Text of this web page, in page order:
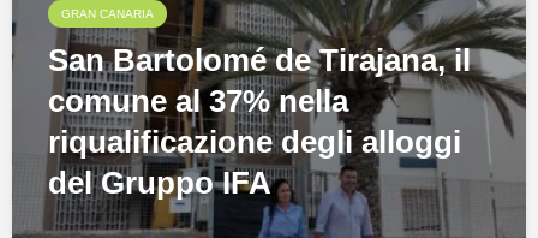
GRAN CANARIA
San Bartolomé de Tirajana, il
comune al 37% nella
riqualificazione degli alloggi
del Gruppo IFA